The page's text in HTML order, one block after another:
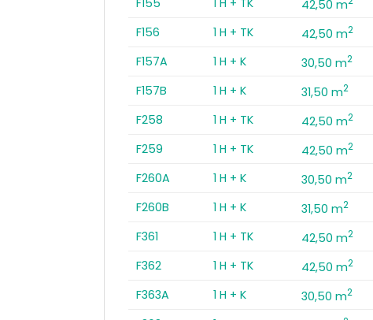
F155
1 H + TK 42,50 m
F156
1 H + TK 42,50 m2
F157A
1 H + K 30,50 m2
F157B
1 H + K 31,50 m2
F258
1 H + TK 42,50 m2
F259
1 H + TK 42,50 m2
F260A
1 H + K 30,50 m2
F260B
1 H + K 31,50 m2
F361
1 H + TK 42,50 m2
F362
1 H + TK 42,50 m2
F363A
1 H + K 30,50 m2